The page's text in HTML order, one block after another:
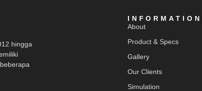
hingga
INFORMATION
About
Product & Specs
Gallery
Our Clients
Simulation